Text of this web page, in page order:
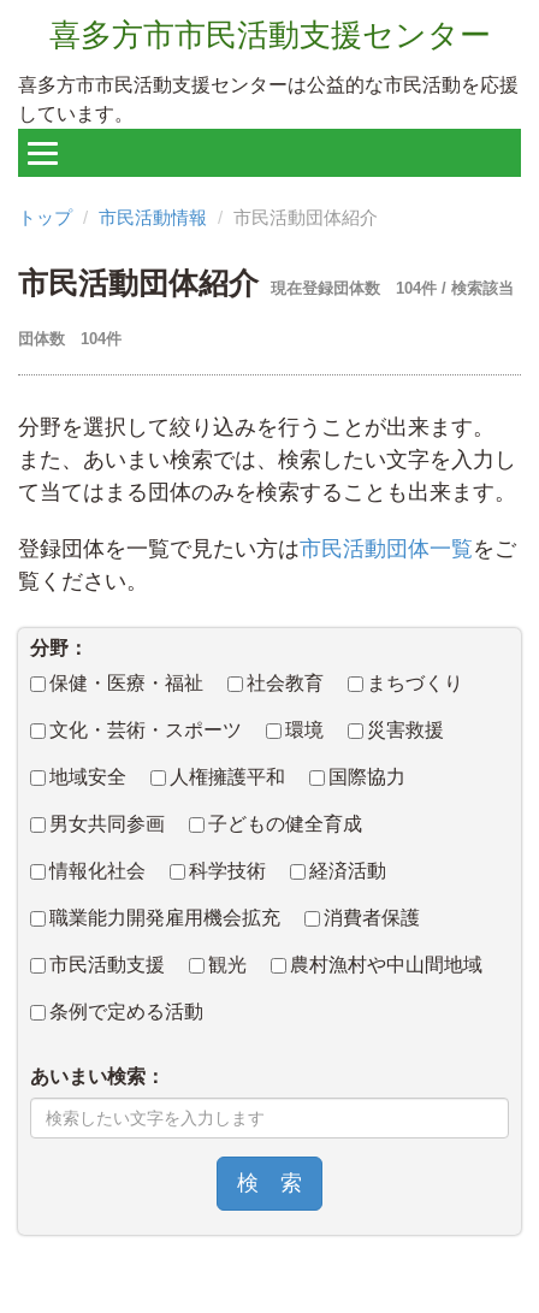
喜多方市市民活動支援センター
喜多方市市民活動支援センターは公益的な市民活動を応援
しています。
トップ 市民活動情報 市民活動団体紹介
市民活動団体紹介 現在登録団体数 104件 / 検索該当
団体数 104件
分野を選択して絞り込みを行うことが出来ます。
また、あいまい検索では、検索したい文字を入力し
て当てはまる団体のみを検索することも出来ます。
登録団体を一覧で見たい方は市民活動団体一覧をご
覧ください。
分野：
保健・医療・福祉
社会教育 まちづくり
文化・芸術・スポーツ 環境 災害救援
地域安全 人権擁護平和 国際協力
男女共同参画 子どもの健全育成
情報化社会 科学技術 経済活動
職業能力開発雇用機会拡充 消費者保護
市民活動支援 観光 農村漁村や中山間地域
条例で定める活動
あいまい検索：
検 索